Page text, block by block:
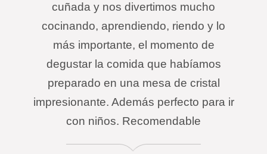
cuñada y nos divertimos mucho
cocinando, aprendiendo, riendo y lo
más importante, el momento de
degustar la comida que habíamos
preparado en una mesa de cristal
impresionante. Además perfecto para ir
con niños. Recomendable